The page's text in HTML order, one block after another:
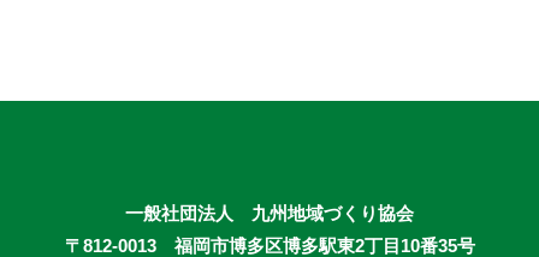
一般社団法人 九州地域づくり協会
〒812-0013 福岡市博多区博多駅東2丁目10番35号